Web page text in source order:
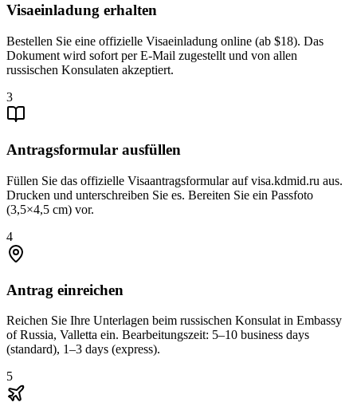
Visaeinladung erhalten
Bestellen Sie eine offizielle Visaeinladung online (ab $18). Das
Dokument wird sofort per E-Mail zugestellt und von allen
russischen Konsulaten akzeptiert.
3
Antragsformular ausfüllen
Füllen Sie das offizielle Visaantragsformular auf visa.kdmid.ru aus.
Drucken und unterschreiben Sie es. Bereiten Sie ein Passfoto
(3,5×4,5 cm) vor.
4
Antrag einreichen
Reichen Sie Ihre Unterlagen beim russischen Konsulat in Embassy
of Russia, Valletta ein. Bearbeitungszeit: 5–10 business days
(standard), 1–3 days (express).
5